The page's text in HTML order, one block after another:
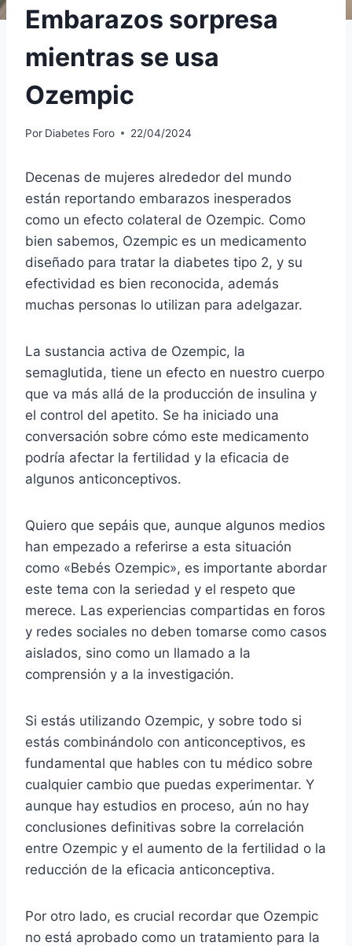
Embarazos sorpresa
mientras se usa
Ozempic
Por Diabetes Foro 22/04/2024
Decenas de mujeres alrededor del mundo
están reportando embarazos inesperados
como un efecto colateral de Ozempic. Como
bien sabemos, Ozempic es un medicamento
diseñado para tratar la diabetes tipo 2, y su
efectividad es bien reconocida, además
muchas personas lo utilizan para adelgazar.
La sustancia activa de Ozempic, la
semaglutida, tiene un efecto en nuestro cuerpo
que va más allá de la producción de insulina y
el control del apetito. Se ha iniciado una
conversación sobre cómo este medicamento
podría afectar la fertilidad y la eficacia de
algunos anticonceptivos.
Quiero que sepáis que, aunque algunos medios
han empezado a referirse a esta situación
como «Bebés Ozempic», es importante abordar
este tema con la seriedad y el respeto que
merece. Las experiencias compartidas en foros
y redes sociales no deben tomarse como casos
aislados, sino como un llamado a la
comprensión y a la investigación.
Si estás utilizando Ozempic, y sobre todo si
estás combinándolo con anticonceptivos, es
fundamental que hables con tu médico sobre
cualquier cambio que puedas experimentar. Y
aunque hay estudios en proceso, aún no hay
conclusiones definitivas sobre la correlación
entre Ozempic y el aumento de la fertilidad o la
reducción de la eficacia anticonceptiva.
Por otro lado, es crucial recordar que Ozempic
no está aprobado como un tratamiento para la